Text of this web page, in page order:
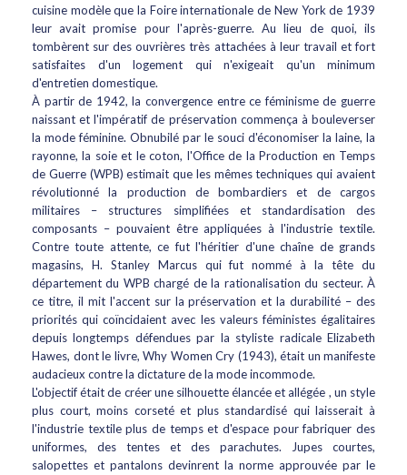
cuisine modèle que la Foire internationale de New York de 1939
leur avait promise pour l'après-guerre. Au lieu de quoi, ils
tombèrent sur des ouvrières très attachées à leur travail et fort
satisfaites d'un logement qui n'exigeait qu'un minimum
d'entretien domestique.
À partir de 1942, la convergence entre ce féminisme de guerre
naissant et l'impératif de préservation commença à bouleverser
la mode féminine. Obnubilé par le souci d'économiser la laine, la
rayonne, la soie et le coton, l'Office de la Production en Temps
de Guerre (WPB) estimait que les mêmes techniques qui avaient
révolutionné la production de bombardiers et de cargos
militaires – structures simplifiées et standardisation des
composants – pouvaient être appliquées à l'industrie textile.
Contre toute attente, ce fut l'héritier d'une chaîne de grands
magasins, H. Stanley Marcus qui fut nommé à la tête du
département du WPB chargé de la rationalisation du secteur. À
ce titre, il mit l'accent sur la préservation et la durabilité – des
priorités qui coïncidaient avec les valeurs féministes égalitaires
depuis longtemps défendues par la styliste radicale Elizabeth
Hawes, dont le livre, Why Women Cry (1943), était un manifeste
audacieux contre la dictature de la mode incommode.
L'objectif était de créer une silhouette élancée et allégée , un style
plus court, moins corseté et plus standardisé qui laisserait à
l'industrie textile plus de temps et d'espace pour fabriquer des
uniformes, des tentes et des parachutes. Jupes courtes,
salopettes et pantalons devinrent la norme approuvée par le